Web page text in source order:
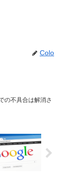
Colo
の不具合は解消さ